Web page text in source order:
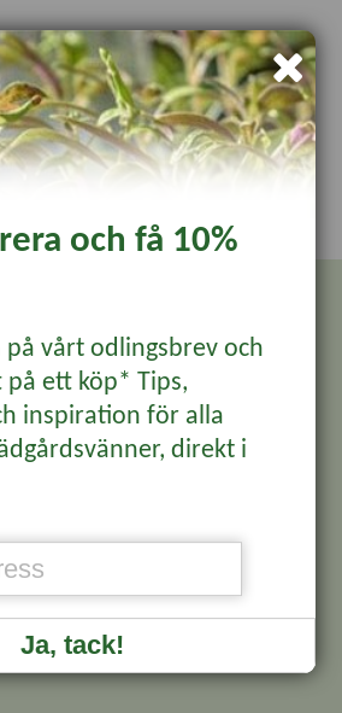
Återförsäljare Login
Odlingsbrev
Wexthuset Garden Club
Affiliate
och få 10%
vårt odlingsbrev och
på ett köp* Tips,
inspiration för alla
direkt i
Ja, tack!